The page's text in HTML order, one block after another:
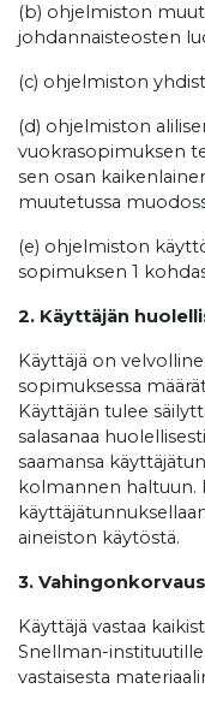
(b) ohjelmiston
johdannaisteosten
(c) ohjelmiston
(d) ohjelmiston
vuokrasopimuksen
sen osan
muutetussa
(e) ohjelmiston
sopimuksen 1
2. Käyttäjän
Käyttäjä on
sopimuksessa
Käyttäjän tulee
salasanaa
saamansa
kolmannen haltuun.
aineiston käytöstä.
3.
Käyttäjä vastaa
Snellman-
vastaisesta